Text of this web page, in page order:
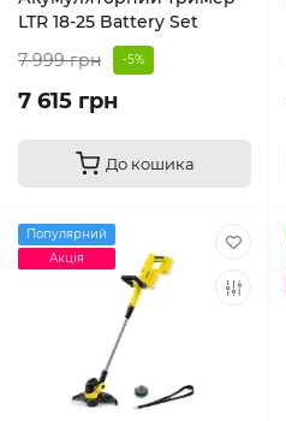
LTR 18-25 Battery Set
7 999 грн
-5%
7 615 грн
До кошика
Популярний
Акція